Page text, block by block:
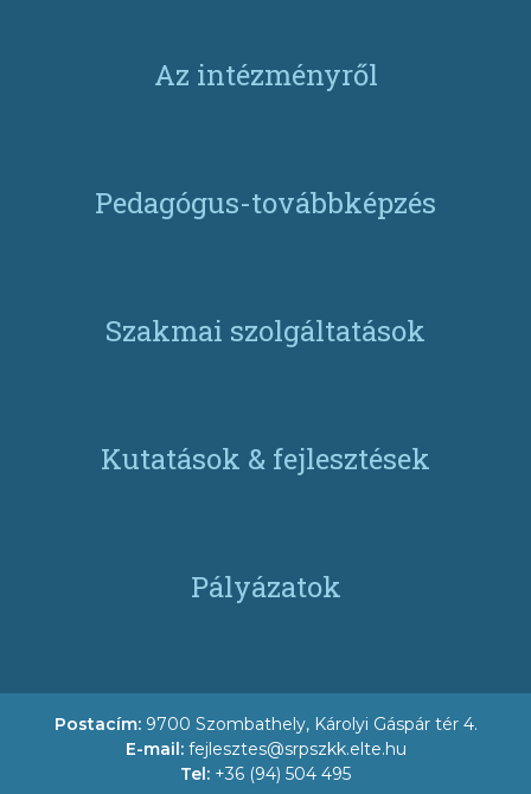
Az intézményről
Pedagógus-továbbképzés
Szakmai szolgáltatások
Kutatások & fejlesztések
Pályázatok
Postacím: 9700 Szombathely, Károlyi Gáspár tér 4.
E-mail: fejlesztes@srpszkk.elte.hu
Tel: +36 (94) 504 495